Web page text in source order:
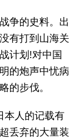
争的史料。出
有打到山海关
计划!对中国
的炮声中忧病
的步伐。
本人的记载有
丢弃的大量装